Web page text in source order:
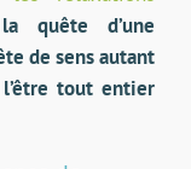
quête d’une
de sens autant
tout entier